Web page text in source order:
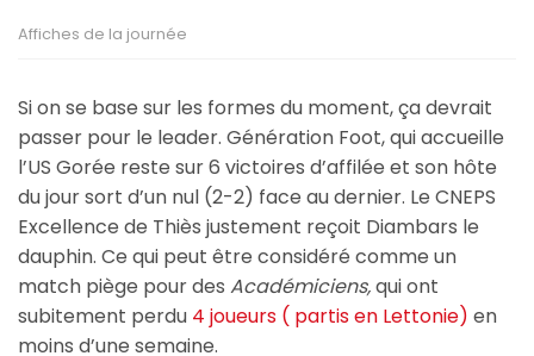
Affiches de la journée
Si on se base sur les formes du moment, ça devrait
passer pour le leader. Génération Foot, qui accueille
l’US Gorée reste sur 6 victoires d’affilée et son hôte
du jour sort d’un nul (2-2) face au dernier. Le CNEPS
Excellence de Thiès justement reçoit Diambars le
dauphin. Ce qui peut être considéré comme un
match piège pour des Académiciens,qui ont
subitement perdu 4 joueurs ( partis en Lettonie) en
moins d’une semaine.